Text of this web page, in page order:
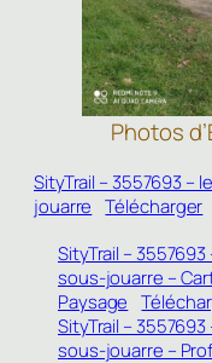
Photos
SityTrail – 3557693
jouarre
Télécharger
SityTrail –
sous-jouarre –
Paysage
SityTrail –
sous-jouarre –